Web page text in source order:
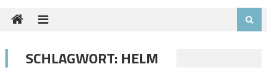
SCHLAGWORT: HELM